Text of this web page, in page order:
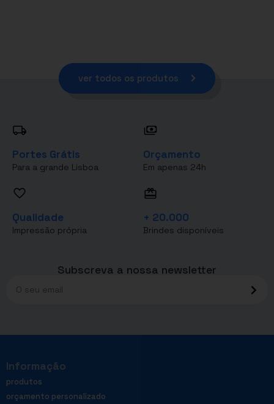
ver todos os produtos
Portes Grátis
Para a grande Lisboa
Orçamento
Em apenas 24h
Qualidade
Impressão própria
+ 20.000
Brindes disponíveis
Subscreva a nossa newsletter
Informação
produtos
orçamento personalizado